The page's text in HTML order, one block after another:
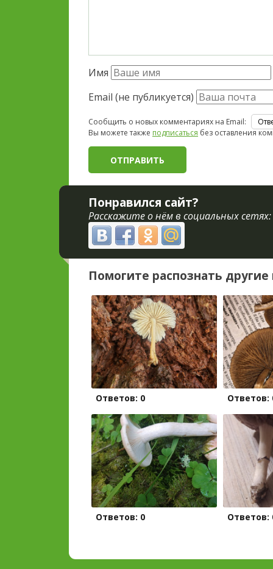
Имя
Email (не публикуется)
Сообщить о новых комментариях на Email:
Вы можете также подписаться без оставления
Понравился сайт?
Расскажите о нём в социальных сетях:
Помогите распознать другие
Ответов: 0 Ответов:
Ответов: 0 Ответов: